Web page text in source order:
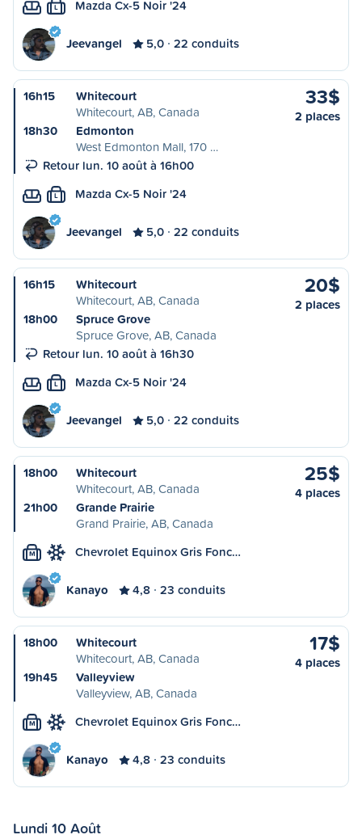
L Mazda Cx-5 Noir '24
Jeevangel 5,0 22 conduits
16h15
Whitecourt
Whitecourt, AB, Canada
18h30
Edmonton
West Edmonton Mall, 170 …
Retour lun. 10 août à 16h00
33$
2 places
L Mazda Cx-5 Noir '24
Jeevangel 5,0 22 conduits
16h15
Whitecourt
Whitecourt, AB, Canada
18h00
Spruce Grove
Spruce Grove, AB, Canada
Retour lun. 10 août à 16h30
20$
2 places
L Mazda Cx-5 Noir '24
Jeevangel 5,0 22 conduits
18h00
Whitecourt
Whitecourt, AB, Canada
21h00
Grande Prairie
Grand Prairie, AB, Canada
25$
4 places
M Chevrolet Equinox Gris Fonc…
Kanayo 4,8 23 conduits
18h00
Whitecourt
Whitecourt, AB, Canada
19h45
Valleyview
Valleyview, AB, Canada
17$
4 places
M Chevrolet Equinox Gris Fonc…
Kanayo 4,8 23 conduits
Lundi 10 Août